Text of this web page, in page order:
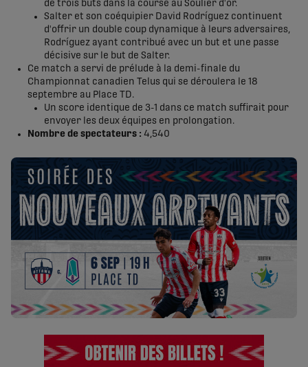
de trois buts dans la course au Soulier d'or.
Salter et son coéquipier David Rodríguez continuent
d'offrir un double coup dynamique à leurs adversaires,
Rodríguez ayant contribué avec un but et une passe
décisive sur le but de Salter.
Ce match a servi de prélude à la demi-finale du
Championnat canadien Telus qui se déroulera le 18
septembre au Place TD.
Un score identique de 3-1 dans ce match suffirait pour
envoyer les deux équipes en prolongation.
Nombre de spectateurs : 4,540